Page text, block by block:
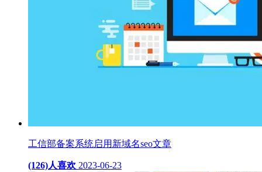
工信部备案系统启用新域名seo文章
(126)人喜欢 2023-06-23